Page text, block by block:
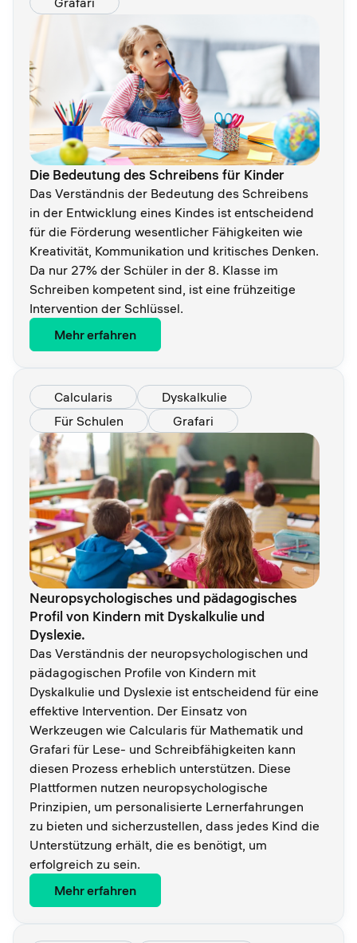
Die Bedeutung des Schreibens für Kinder
Das Verständnis der Bedeutung des Schreibens
in der Entwicklung eines Kindes ist entscheidend
für die Förderung wesentlicher Fähigkeiten wie
Kreativität, Kommunikation und kritisches Denken.
Da nur 27% der Schüler in der 8. Klasse im
Schreiben kompetent sind, ist eine frühzeitige
Intervention der Schlüssel.
Mehr erfahren
Calcularis
Dyskalkulie
Für Schulen
Grafari
Neuropsychologisches und pädagogisches
Profil von Kindern mit Dyskalkulie und
Dyslexie.
Das Verständnis der neuropsychologischen und
pädagogischen Profile von Kindern mit
Dyskalkulie und Dyslexie ist entscheidend für eine
effektive Intervention. Der Einsatz von
Werkzeugen wie Calcularis für Mathematik und
Grafari für Lese- und Schreibfähigkeiten kann
diesen Prozess erheblich unterstützen. Diese
Plattformen nutzen neuropsychologische
Prinzipien, um personalisierte Lernerfahrungen
zu bieten und sicherzustellen, dass jedes Kind die
Unterstützung erhält, die es benötigt, um
erfolgreich zu sein.
Mehr erfahren